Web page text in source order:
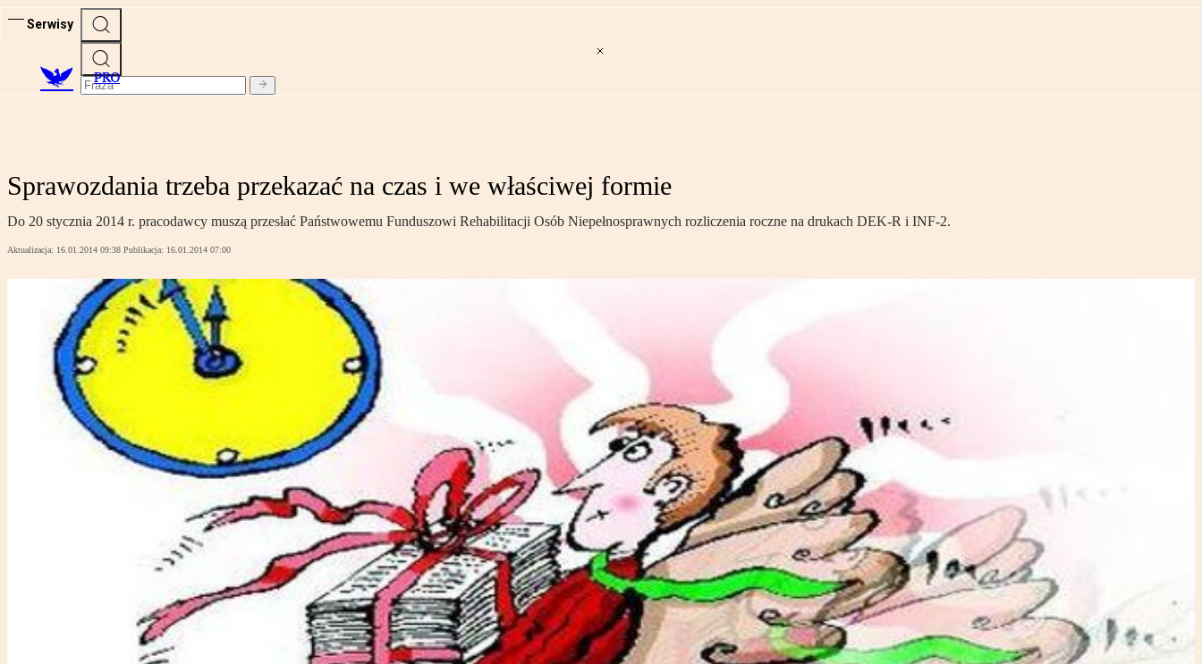
Serwisy
PRO
Sprawozdania trzeba przekazać na czas i we właściwej formie
Do 20 stycznia 2014 r. pracodawcy muszą przesłać Państwowemu Funduszowi Rehabilitacji Osób Niepełnosprawnych rozliczenia roczne na drukach DEK-R i INF-2.
Aktualizacja: 16.01.2014 09:38 Publikacja: 16.01.2014 07:00